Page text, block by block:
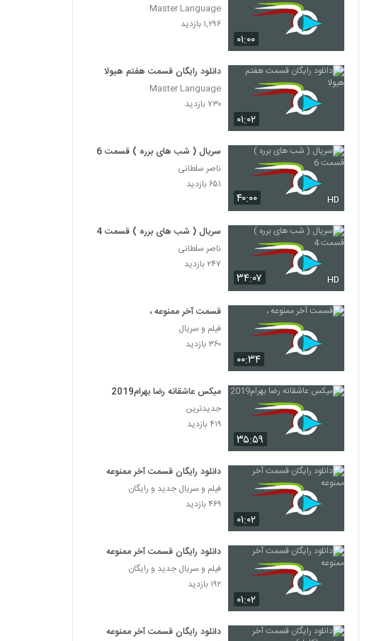
۰۱:۰۰
Master Language
۱,۲۹۶ بازدید
۰۱:۰۲
دانلود رایگان قسمت هفتم هیولا
Master Language
۷۳۰ بازدید
۴۰:۰۰ HD
سریال ( شب های برره ) قسمت 6
ناصر سلطانی
۶۵۱ بازدید
۳۴:۰۷ HD
سریال ( شب های برره ) قسمت 4
ناصر سلطانی
۲۴۷ بازدید
۰۰:۳۴
قسمت آخر ممنوعه ،
فیلم و سریال
۳۶۰ بازدید
۳۵:۵۹
میکس عاشقانه رضا بهرام2019
جدیدترین
۴۱۹ بازدید
۰۱:۰۲
دانلود رایگان قسمت آخر ممنوعه
فیلم و سریال جدید و رایگان
۴۶۹ بازدید
۰۱:۰۲
دانلود رایگان قسمت آخر ممنوعه
فیلم و سریال جدید و رایگان
۱۹۲ بازدید
دانلود رایگان قسمت آخر ممنوعه